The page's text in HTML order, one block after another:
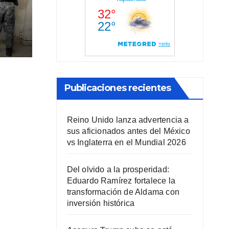
Publicaciones recientes
Reino Unido lanza advertencia a
sus aficionados antes del México
vs Inglaterra en el Mundial 2026
Del olvido a la prosperidad:
Eduardo Ramírez fortalece la
transformación de Aldama con
inversión histórica